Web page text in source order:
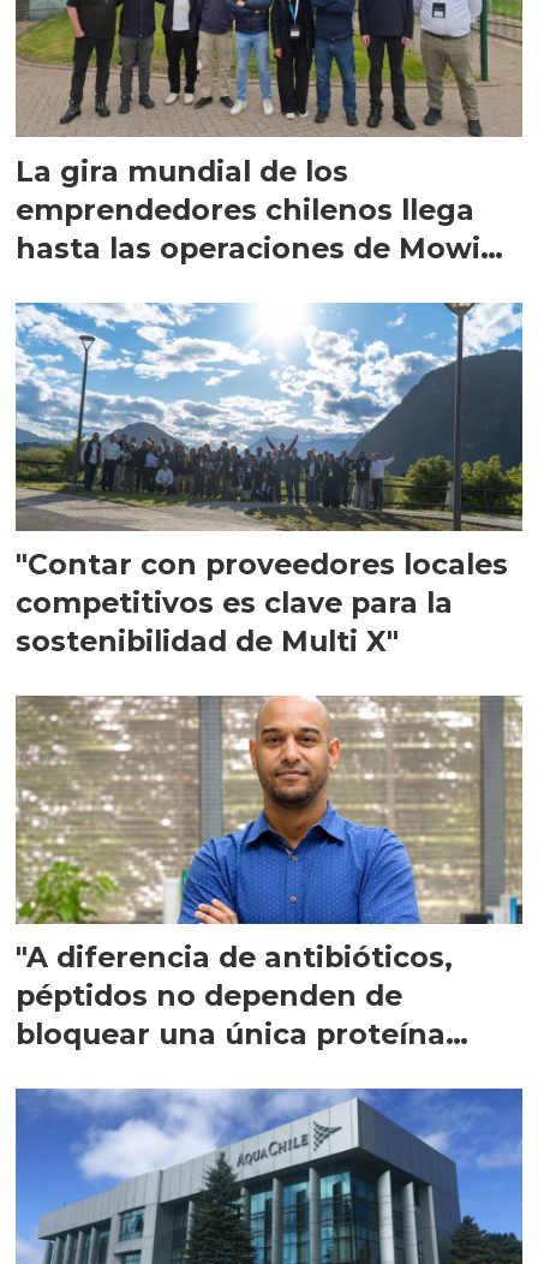
La gira mundial de los
emprendedores chilenos llega
hasta las operaciones de Mowi
"Contar con proveedores locales
competitivos es clave para la
sostenibilidad de Multi X"
"A diferencia de antibióticos,
péptidos no dependen de
bloquear una única proteína